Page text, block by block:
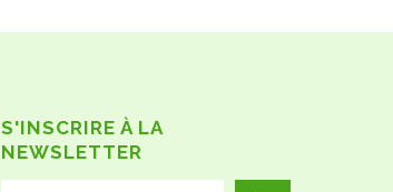
S'INSCRIRE À LA
NEWSLETTER